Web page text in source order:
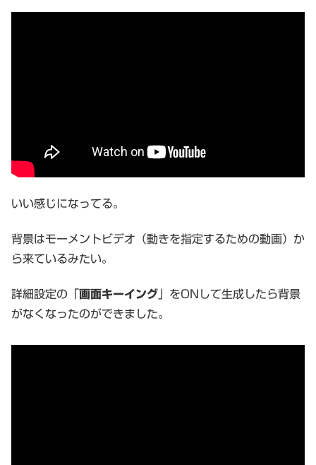
いい感じになってる。
背景はモーメントビデオ（動きを指定するための動画）か
ら来ているみたい。
詳細設定の「 画面キーイング 」をONして生成したら背景
がなくなったのができました。